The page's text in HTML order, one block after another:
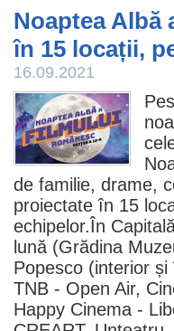
Noaptea Albă
în 15 locații,
16.09.2021
de familie, drame,
proiectate în 15
echipelor.În
lună (Grădina
Popesco (interior
TNB - Open Air,
Happy Cinema -